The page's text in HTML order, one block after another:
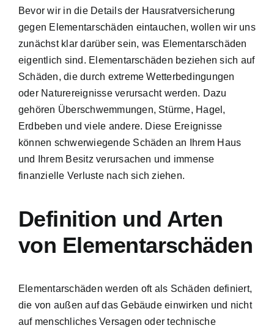
Bevor wir in die Details der Hausratversicherung
gegen Elementarschäden eintauchen, wollen wir uns
zunächst klar darüber sein, was Elementarschäden
eigentlich sind. Elementarschäden beziehen sich auf
Schäden, die durch extreme Wetterbedingungen
oder Naturereignisse verursacht werden. Dazu
gehören Überschwemmungen, Stürme, Hagel,
Erdbeben und viele andere. Diese Ereignisse
können schwerwiegende Schäden an Ihrem Haus
und Ihrem Besitz verursachen und immense
finanzielle Verluste nach sich ziehen.
Definition und Arten
von Elementarschäden
Elementarschäden werden oft als Schäden definiert,
die von außen auf das Gebäude einwirken und nicht
auf menschliches Versagen oder technische